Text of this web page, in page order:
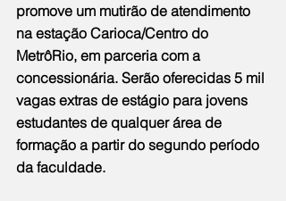
promove um mutirão de atendimento
na estação Carioca/Centro do
MetrôRio, em parceria com a
concessionária. Serão oferecidas 5 mil
vagas extras de estágio para jovens
estudantes de qualquer área de
formação a partir do segundo período
da faculdade.